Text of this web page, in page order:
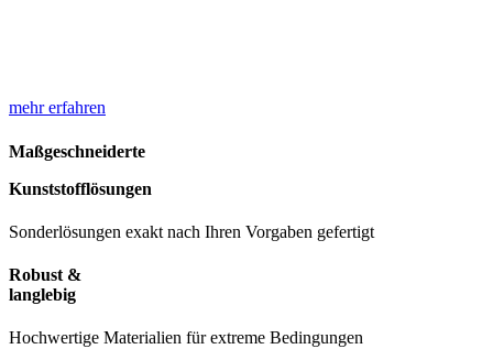
mehr erfahren
Maßgeschneiderte
Kunststofflösungen
Sonderlösungen exakt nach Ihren Vorgaben gefertigt
Robust &
langlebig
Hochwertige Materialien für extreme Bedingungen